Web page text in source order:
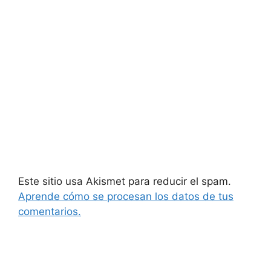
Este sitio usa Akismet para reducir el spam.
Aprende cómo se procesan los datos de tus
comentarios.